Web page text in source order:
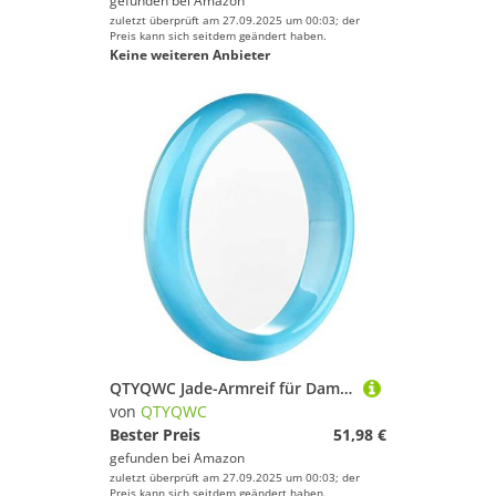
zuletzt überprüft am 27.09.2025 um 00:03; der
Preis kann sich seitdem geändert haben.
Keine weiteren Anbieter
QTYQWC Jade-Armreif für Damen, echtes blaues Retro-Armband im chinesischen Stil, Glücksgeschenke, mit Schmuckschatulle (Farbe: Marineblau, Größe: 56 mm)
von QTYQWC
Bester Preis
51,98 €
gefunden bei Amazon
zuletzt überprüft am 27.09.2025 um 00:03; der
Preis kann sich seitdem geändert haben.